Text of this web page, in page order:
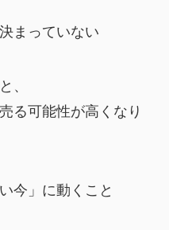
まっていない
、
る可能性が高くなり
今」に動くこと